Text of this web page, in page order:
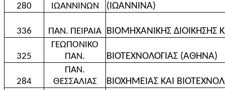
280
ΙΩΑΝΝΙΝΩΝ
(ΙΩΑΝΝΙΝΑ)
336 ΠΑΝ. ΠΕΙΡΑΙΑ ΒΙΟΜΗΧΑΝΙΚΗΣ ΔΙΟΙΚΗΣΗΣ
325
ΓΕΩΠΟΝΙΚΟ
ΠΑΝ.
ΒΙΟΤΕΧΝΟΛΟΓΙΑΣ (ΑΘΗΝΑ)
284
ΠΑΝ.
ΘΕΣΣΑΛΙΑΣ
ΒΙΟΧΗΜΕΙΑΣ ΚΑΙ